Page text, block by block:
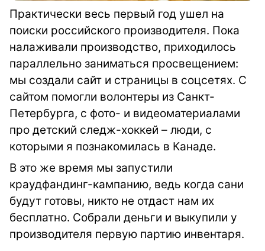
Практически весь первый год ушел на
поиски российского производителя. Пока
налаживали производство, приходилось
параллельно заниматься просвещением:
мы создали сайт и страницы в соцсетях. С
сайтом помогли волонтеры из Санкт-
Петербурга, с фото- и видеоматериалами
про детский следж-хоккей – люди, с
которыми я познакомилась в Канаде.
В это же время мы запустили
краудфандинг-кампанию, ведь когда сани
будут готовы, никто не отдаст нам их
бесплатно. Собрали деньги и выкупили у
производителя первую партию инвентаря.